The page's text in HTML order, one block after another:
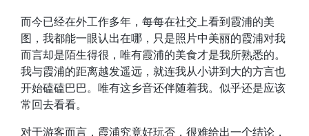
而今已经在外工作多年，每每在社交上看到霞浦的美
图，我都能一眼认出在哪，只是照片中美丽的霞浦对我
而言却是陌生得很，唯有霞浦的美食才是我所熟悉的。
我与霞浦的距离越发遥远，就连我从小讲到大的方言也
开始磕磕巴巴。唯有这乡音还伴随着我。似乎还是应该
常回去看看。
对于游客而言，霞浦究竟好玩否，很难给出一个结论，